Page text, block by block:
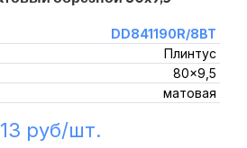
DD841190R/8BT
Плинтус
80x9,5
матовая
руб/шт.